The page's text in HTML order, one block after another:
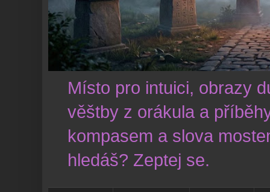
Místo pro intuici, obrazy
věštby z orákula a
kompasem a slova
hledáš? Zeptej se.